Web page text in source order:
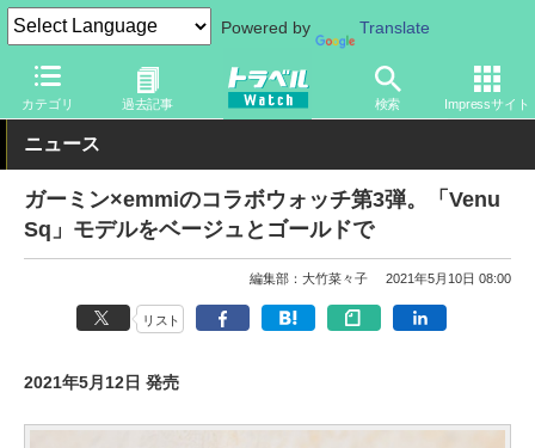
Powered by Translate
カテゴリ 過去記事 検索 Impressサイト
トラベル Watch 旅のアイテム ガジェット その他
ニュース
ガーミン×emmiのコラボウォッチ第3弾。「Venu
Sq」モデルをベージュとゴールドで
編集部：大竹菜々子 2021年5月10日 08:00
リスト
2021年5月12日 発売